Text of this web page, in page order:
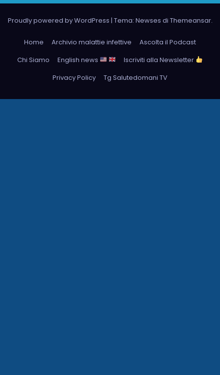
Proudly powered by WordPress | Tema: Newses di Themeansar.
Home Archivio malattie infettive
Ascolta il Podcast
Chi Siamo
English news
Iscriviti alla Newsletter
Privacy Policy
Tg Salutedomani TV